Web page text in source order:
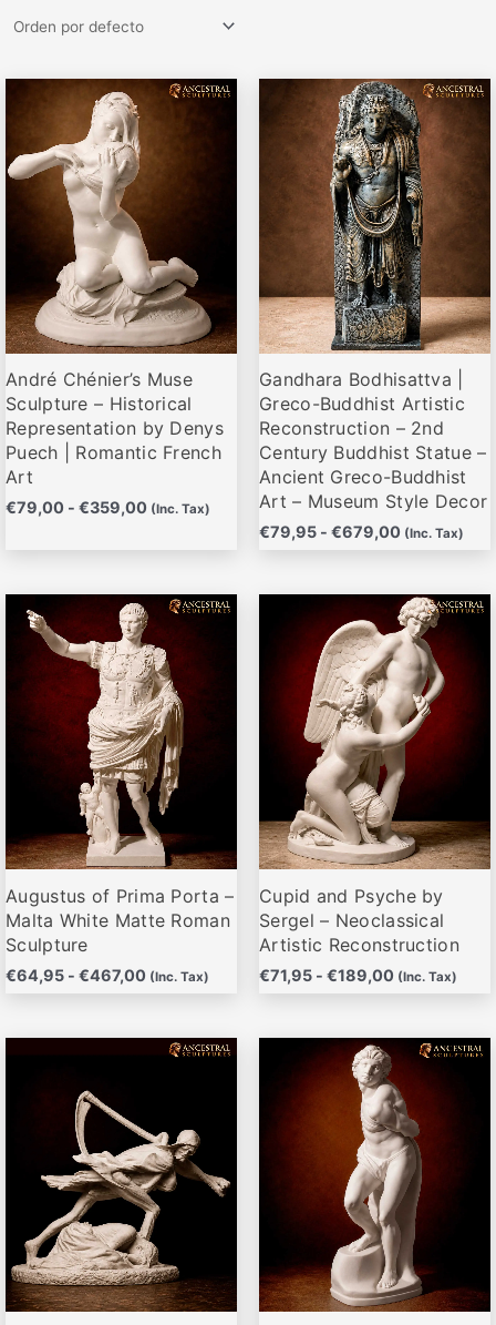
André Chénier’s Muse
Sculpture – Historical
Representation by Denys
Puech | Romantic French
Art
€79,00 - €359,00
Rango
(Inc. Tax)
Este
tiene
múltiples
variantes.
opciones
se
pueden
elegir
en
la
página
de
producto
Gandhara Bodhisattva |
Greco-Buddhist Artistic
Reconstruction – 2nd
Century Buddhist Statue –
Ancient Greco-Buddhist
Art – Museum Style Decor
€79,95 - €679,00
Rango
de
precios:
desde
€79,95
hasta
€679,00
(Inc. Tax)
Este
producto
tiene
múltiples
variantes.
Las
opciones
se
pueden
elegir
en
la
página
de
producto
Augustus of Prima Porta –
Malta White Matte Roman
Sculpture
€64,95 - €467,00
Rango
de
precios:
desde
€64,95
hasta
€467,00
(Inc. Tax)
Este
producto
tiene
múltiples
variantes.
Las
opciones
pueden
elegir
en
la
página
de
Cupid and Psyche by
Sergel – Neoclassical
Artistic Reconstruction
€71,95 - €189,00
Rango
de
precios:
desde
€71,95
hasta
€189,00
(Inc. Tax)
producto
tiene
múltiples
variantes.
opciones
pueden
elegir
en
la
página
de
Rango
€81,95
hasta
€139,00
múltiples
variantes.
opciones
pueden
elegir
Rango
de
desde
€79,95
hasta
€495,00
producto
opciones
pueden
elegir